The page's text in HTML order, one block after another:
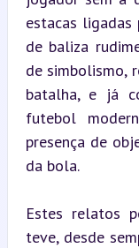
estacas
de baliza
de simbolismo,
batalha, e já
futebol
presença de
da bola.
Estes relatos
teve, desde